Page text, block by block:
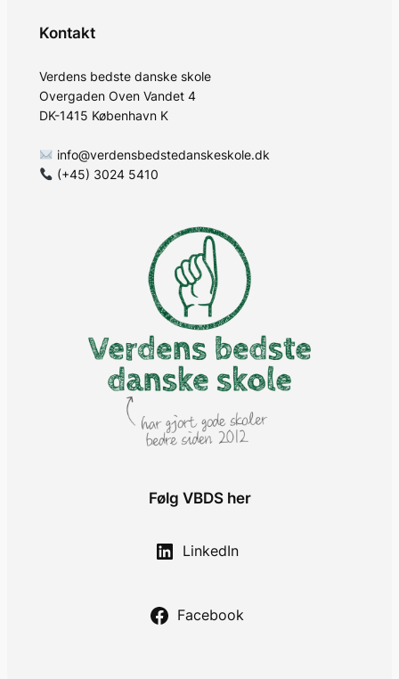
Kontakt
Verdens bedste danske skole
Overgaden Oven Vandet 4
DK-1415 København K
info@verdensbedstedanskeskole.dk
(+45) 3024 5410
Følg VBDS her
LinkedIn
Facebook